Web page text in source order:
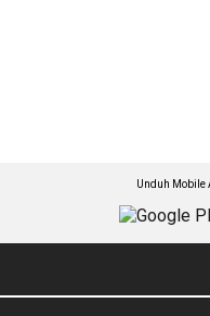
Unduh Mobile